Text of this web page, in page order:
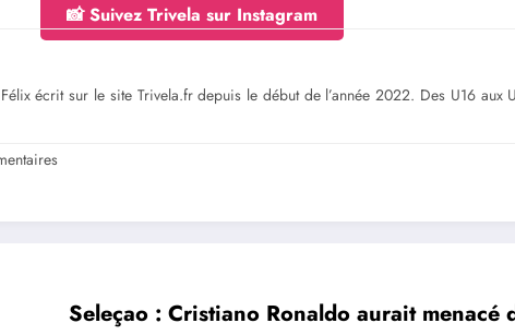
📸 Suivez Trivela sur Instagram
écrit sur le site Trivela.fr depuis le début de l’année 2022. Des U16 aux
Seleçao : Cristiano Ronaldo aurait